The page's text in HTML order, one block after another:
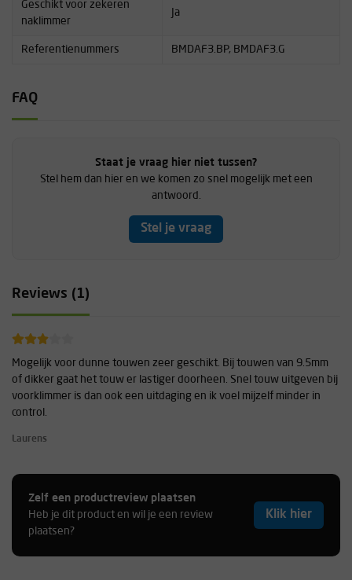
Geschikt voor zekeren
naklimmer
Ja
Referentienummers BMDAF3.BP, BMDAF3.G
FAQ
Staat je vraag hier niet tussen?
Stel hem dan hier en we komen zo snel mogelijk met een
antwoord.
Stel je vraag
Reviews (1)
Mogelijk voor dunne touwen zeer geschikt. Bij touwen van 9.5mm
of dikker gaat het touw er lastiger doorheen. Snel touw uitgeven bij
voorklimmer is dan ook een uitdaging en ik voel mijzelf minder in
control.
Laurens
Zelf een productreview plaatsen
Heb je dit product en wil je een review
plaatsen?
Klik hier